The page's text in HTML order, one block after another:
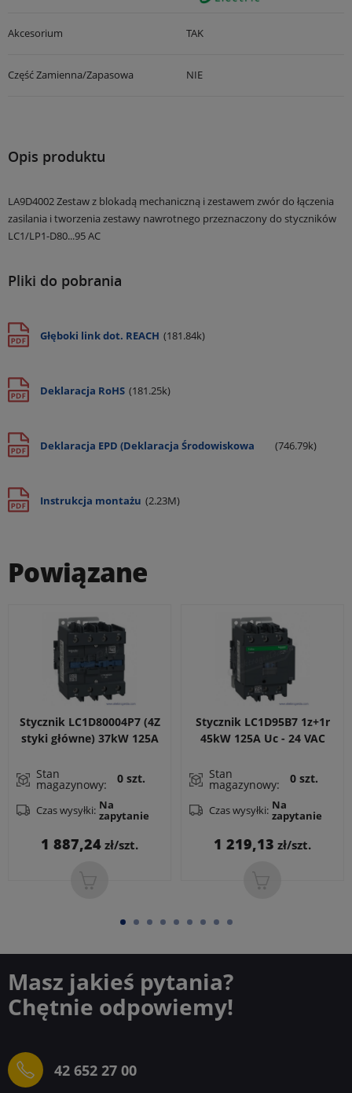
Akcesorium TAK
Część Zamienna/zapasowa NIE
Opis produktu
LA9D4002 Zestaw z blokadą mechaniczną i zestawem zwór do łączenia
zasilania i tworzenia zestawy nawrotnego przeznaczony do styczników
LC1/LP1-D80...95 AC
Pliki do pobrania
Głęboki link dot. REACH (181.84k)
Deklaracja RoHS (181.25k)
Deklaracja EPD (Deklaracja Środowiskowa
(746.79k)
Instrukcja montażu (2.23M)
Powiązane
Stycznik LC1D80004P7 (4Z
styki główne) 37kW 125A
zaciski śrubowe
Stan
magazynowy: 0 szt.
Czas wysyłki: Na
zapytanie
Cena
1 887,24 zł/szt.
Stycznik LC1D95B7 1z+1r
45kW 125A Uc - 24 VAC
Stan
magazynowy: 0 szt.
Czas wysyłki: Na
zapytanie
Cena
1 219,13 zł/szt.
Masz jakieś pytania?
Chętnie odpowiemy!
42 652 27 00